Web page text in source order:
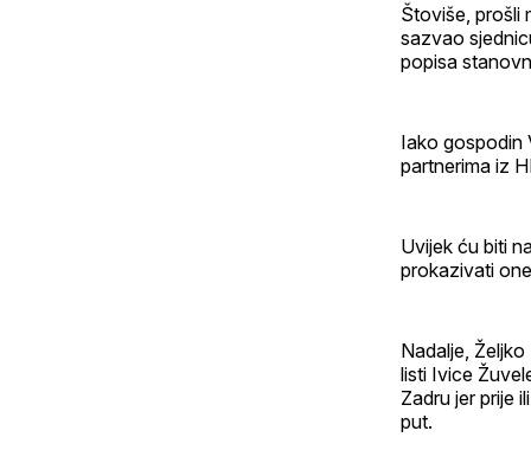
Štoviše, prošli
sazvao
popisa
Iako gospodin
partnerima iz
Uvijek ću biti
prokazivati
Nadalje,
listi Ivice
Zadru jer prije
put.